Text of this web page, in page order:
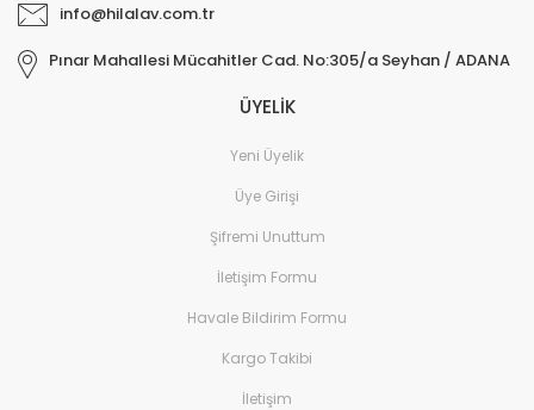
info@hilalav.com.tr
Pınar Mahallesi Mücahitler Cad. No:305/a Seyhan / ADANA
ÜYELİK
Yeni Üyelik
Üye Girişi
Şifremi Unuttum
İletişim Formu
Havale Bildirim Formu
Kargo Takibi
İletişim